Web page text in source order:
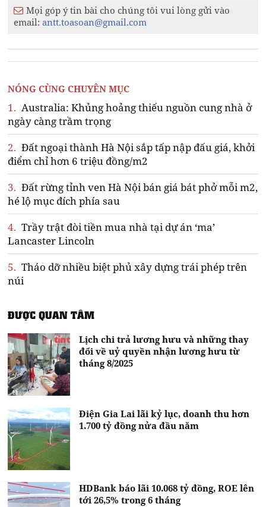
Mọi góp ý tin bài cho chúng tôi vui lòng gửi vào
email:antt.toasoan@gmail.com
NÓNG CÙNG CHUYÊN MỤC
1. Australia: Khủng hoảng thiếu nguồn cung nhà ở
ngày càng trầm trọng
2. Đất ngoại thành Hà Nội sắp tấp nập đấu giá, khởi
điểm chỉ hơn 6 triệu đồng/m2
3. Đất rừng tỉnh ven Hà Nội bán giá bát phở mỗi m2,
hé lộ mục đích phía sau
4. Trầy trật đòi tiền mua nhà tại dự án ‘ma’
Lancaster Lincoln
5. Tháo dỡ nhiều biệt phủ xây dựng trái phép trên
núi
ĐƯỢC QUAN TÂM
Lịch chi trả lương hưu và những thay
đổi về uỷ quyền nhận lương hưu từ
tháng 8/2025
Điện Gia Lai lãi kỷ lục, doanh thu hơn
1.700 tỷ đồng nửa đầu năm
HDBank báo lãi 10.068 tỷ đồng, ROE lên
tới 26,5% trong 6 tháng